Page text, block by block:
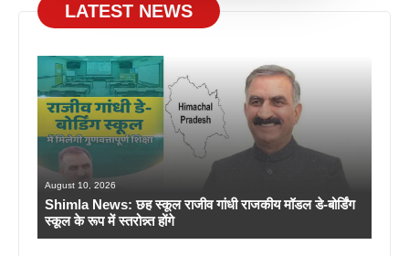
LATEST NEWS
August 10, 2026
Shimla News: छह स्कूल राजीव गांधी राजकीय मॉडल डे-बोर्डिंग
स्कूल के रूप में स्तरोन्न्त होंगे